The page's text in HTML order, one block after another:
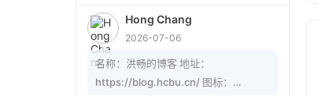
Hong Chang
2026-07-06
名称：洪畅的博客 地址：
https://blog.hcbu.cn/ 图标：